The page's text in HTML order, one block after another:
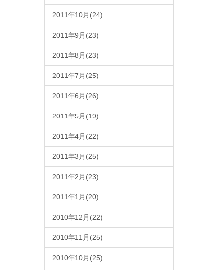
2011年10月(24)
2011年9月(23)
2011年8月(23)
2011年7月(25)
2011年6月(26)
2011年5月(19)
2011年4月(22)
2011年3月(25)
2011年2月(23)
2011年1月(20)
2010年12月(22)
2010年11月(25)
2010年10月(25)